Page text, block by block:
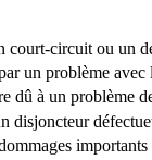
court-circuit ou un
un problème
dû à un problème
disjoncteur